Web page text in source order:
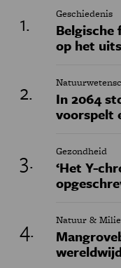
Geschiedenis
Belgische
op het
In 2064
voorspelt
Gezondheid
‘Het Y-
Natuur &